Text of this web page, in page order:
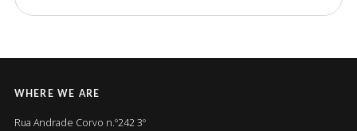
WHERE WE ARE
Rua Andrade Corvo n.º242 3º